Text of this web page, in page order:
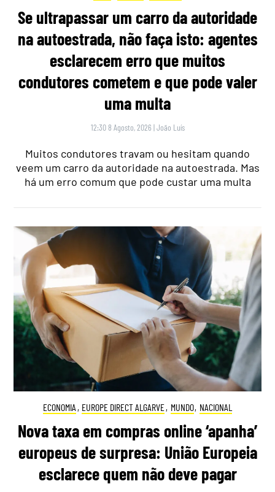
Se ultrapassar um carro da autoridade
na autoestrada, não faça isto: agentes
esclarecem erro que muitos
condutores cometem e que pode valer
uma multa
12:30 8 Agosto, 2026 |João Luís
Muitos condutores travam ou hesitam quando
veem um carro da autoridade na autoestrada. Mas
há um erro comum que pode custar uma multa
ECONOMIA , EUROPE DIRECT ALGARVE, MUNDO, NACIONAL
Nova taxa em compras online ‘apanha’
europeus de surpresa: União Europeia
esclarece quem não deve pagar